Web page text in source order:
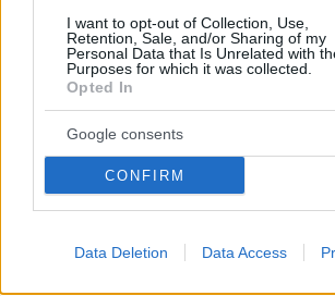
I want to opt-out of Collection, Use,
Retention, Sale, and/or Sharing of my
Personal Data that Is Unrelated with
Purposes for which it was collected.
Opted In
Google consents
CONFIRM
Data Deletion Data Access
közönség között.
Reddit
Hirdetés